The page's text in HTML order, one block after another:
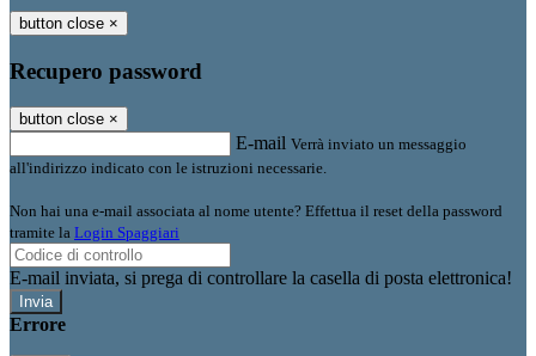
button close ×
Recupero password
button close ×
E-mail Verrà inviato un messaggio
all'indirizzo indicato con le istruzioni necessarie.
Non hai una e-mail associata al nome utente? Effettua il reset della password
tramite la Login Spaggiari
E-mail inviata, si prega di controllare la casella di posta elettronica!
Errore